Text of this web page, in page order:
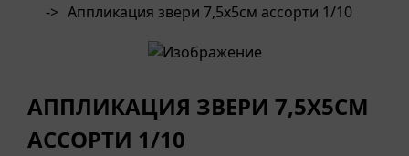
-> Аппликация звери 7,5х5см ассорти 1/10
АППЛИКАЦИЯ ЗВЕРИ 7,5Х5СМ
АССОРТИ 1/10